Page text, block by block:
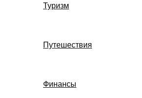
Туризм
Путешествия
Финансы